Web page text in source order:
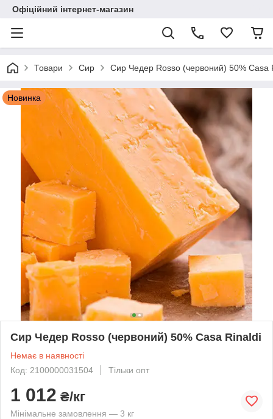
Офіційний інтернет-магазин
Товари Сир Сир Чедер Rosso (червоний) 50% Casa
Новинка
Сир Чедер Rosso (червоний) 50% Casa Rinaldi
Немає в наявності
Код: 2100000031504
Тільки опт
1 012 ₴/кг
Мінімальне замовлення — 3 кг